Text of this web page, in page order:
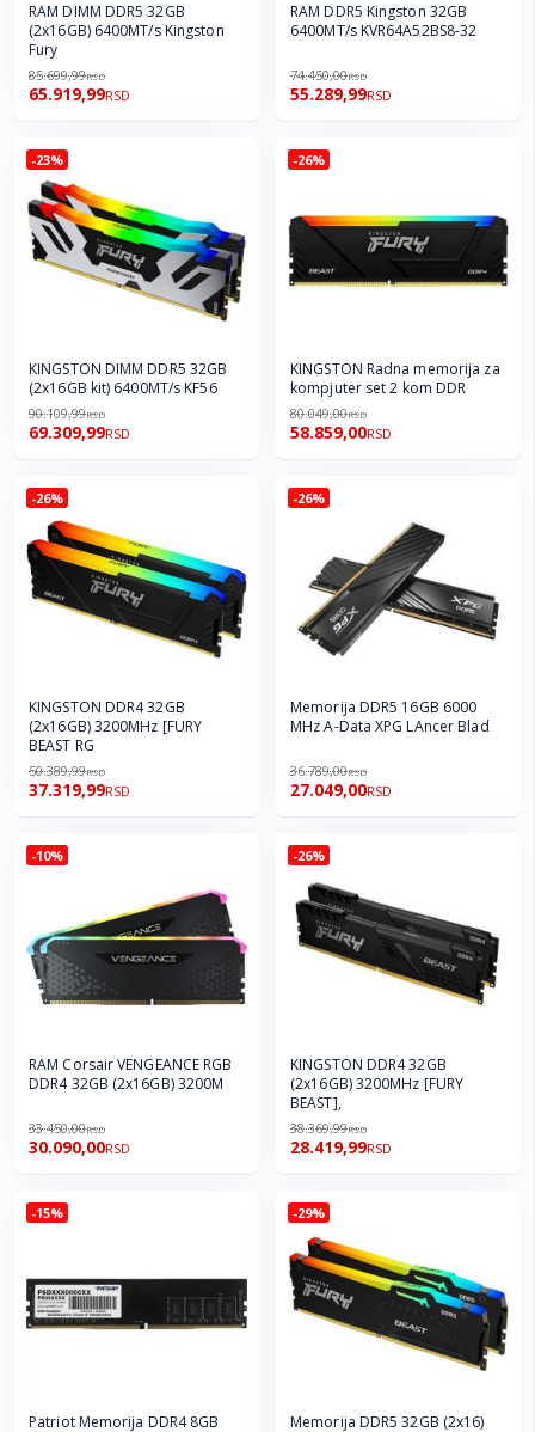
RAM DIMM DDR5 32GB
(2x16GB) 6400MT/s Kingston
Fury
85.699,99RSD
65.919,99RSD
RAM DDR5 Kingston 32GB
6400MT/s KVR64A52BS8-32
74.450,00RSD
55.289,99RSD
-23%
KINGSTON DIMM DDR5 32GB
(2x16GB kit) 6400MT/s KF56
90.109,99RSD
69.309,99RSD
-26%
KINGSTON Radna memorija za
kompjuter set 2 kom DDR
80.049,00RSD
58.859,00RSD
-26%
KINGSTON DDR4 32GB
(2x16GB) 3200MHz [FURY
BEAST RG
50.389,99RSD
37.319,99RSD
-26%
Memorija DDR5 16GB 6000
MHz A-Data XPG LAncer Blad
36.789,00RSD
27.049,00RSD
-10%
RAM Corsair VENGEANCE RGB
DDR4 32GB (2x16GB) 3200M
33.450,00RSD
30.090,00RSD
-26%
KINGSTON DDR4 32GB
(2x16GB) 3200MHz [FURY
BEAST],
38.369,99RSD
28.419,99RSD
-15%
Patriot Memorija DDR4 8GB
-29%
Memorija DDR5 32GB (2x16)